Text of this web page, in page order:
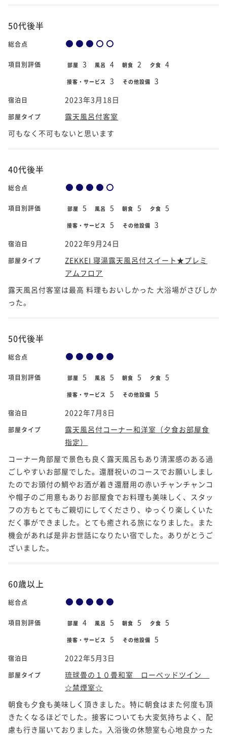
50代後半
総合点
項目別評価 部屋 3 風呂 4 朝食 2 夕食 4
接客・サービス 3 その他設備 3
宿泊日 2023年3月18日
部屋タイプ
露天風呂付客室
可もなく不可もないと思います
40代後半
総合点
項目別評価 部屋 5 風呂 5 朝食 5 夕食 5
接客・サービス 5 その他設備 3
宿泊日 2022年9月24日
部屋タイプ
ZEKKEI 寝湯露天風呂付スイート★プレミ
アムフロア
露天風呂付客室は最高 料理もおいしかった 大浴場がさびしか
った。
50代後半
総合点
項目別評価 部屋 5 風呂 5 朝食 5 夕食 5
接客・サービス 5 その他設備 5
宿泊日 2022年7月8日
部屋タイプ
露天風呂付コーナー和洋室（夕食お部屋食
指定）
コーナー角部屋で景色も良く露天風呂もあり清潔感のある過
ごしやすいお部屋でした。還暦祝いのコースでお願いしまし
たのでお頭付の鯛やお酒が着き還暦用の赤いチャンチャンコ
や帽子のご用意もありお部屋食でお料理も美味しく、スタッ
フの方もとてもご親切にしてくださり、ゆっくり楽しくいた
だく事ができました。とても癒される旅になりました。また
機会があれば是非お世話になりたい宿でした。ありがとうご
ざいました。
60歳以上
総合点
項目別評価 部屋 4 風呂 5 朝食 5 夕食 5
接客・サービス 5 その他設備 5
宿泊日 2022年5月3日
部屋タイプ
琉球畳の１０畳和室 ローベッドツイン
☆禁煙室☆
朝食も夕食も美味しく頂きました。特に朝食はまた何度も頂
きたくなるほどでした。接客についても大変気持ちよく、配
慮も行き届いておりました。入浴後の休憩室も心地良かった